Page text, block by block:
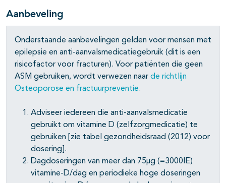
Aanbeveling
Onderstaande aanbevelingen gelden voor mensen met
epilepsie en anti-aanvalsmedicatiegebruik (dit is een
risicofactor voor fracturen). Voor patiënten die geen
ASM gebruiken, wordt verwezen naar de richtlijn
Osteoporose en fractuurpreventie.
Adviseer iedereen die anti-aanvalsmedicatie
gebruikt om vitamine D (zelfzorgmedicatie) te
gebruiken [zie tabel gezondheidsraad (2012) voor
dosering].
Dagdoseringen van meer dan 75µg (=3000IE)
vitamine-D/dag en periodieke hoge doseringen